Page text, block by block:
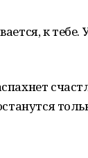
к тебе.